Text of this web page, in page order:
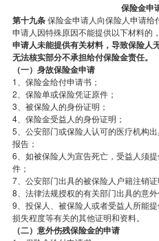
保险金申
第十九条保险金申请人向保险人申请
申请人因特殊原因不能提供以下材料的
申请人未能提供有关材料，导致保险人
无法核实部分不承担给付保险金责任。
（一）身故保险金申请
1、保险金给付申请书；
2、保险单或保险凭证原件；
3、被保险人的身份证明；
4、保险金受益人的身份证明；
5、公安部门或保险人认可的医疗机构
报告；
6、如被保险人为宣告死亡，受益人须
件；
7、公安部门出具的被保险人户籍注销
8、法律法规授权的有关部门出具的意外
9、投保人、被保险人或者受益人所能
损失程度等有关的其他证明和资料。
（二）意外伤残保险金的申请